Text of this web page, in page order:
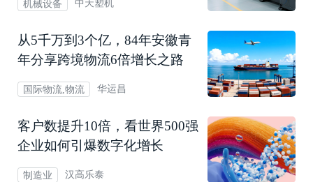
机械设备 中天塑机
从5千万到3个亿，84年安徽青
年分享跨境物流6倍增长之路
国际物流,物流 华运昌
客户数提升10倍，看世界500强
企业如何引爆数字化增长
制造业 汉高乐泰